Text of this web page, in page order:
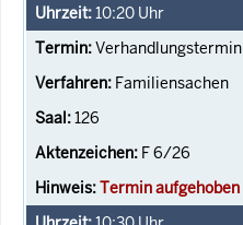
10:20 Uhr
Verhandlungstermin
Familiensachen
126
F 6/26
Termin aufgehoben